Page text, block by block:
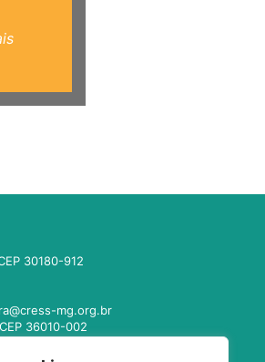
30180-912
mg.org.br
36010-002